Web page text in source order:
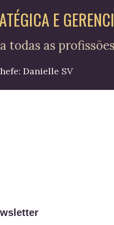
E
todas as profissões
Danielle SV